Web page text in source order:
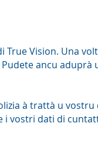
Vision. Una
ancu aduprà
à trattà u vostru
i vostri dati di